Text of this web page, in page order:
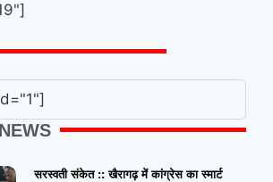
सरस्वती संकेत :: खैरागढ़ में कांग्रेस का स्मार्ट